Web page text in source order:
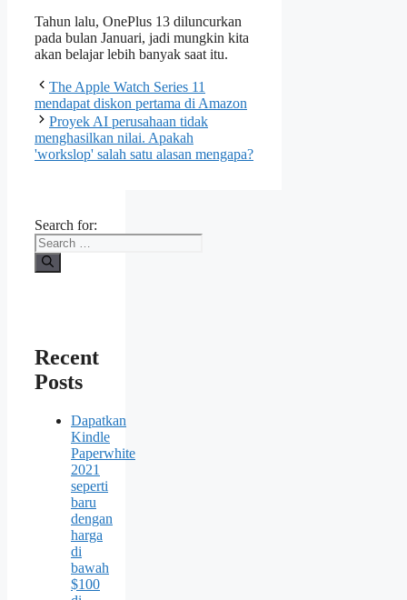
Tahun lalu, OnePlus 13 diluncurkan
pada bulan Januari, jadi mungkin kita
akan belajar lebih banyak saat itu.
The Apple Watch Series 11
mendapat diskon pertama di Amazon
Proyek AI perusahaan tidak
menghasilkan nilai. Apakah
'workslop' salah satu alasan mengapa?
Search for:
Recent
Posts
Dapatkan
Kindle
Paperwhite
2021
seperti
baru
dengan
harga
di
bawah
$100